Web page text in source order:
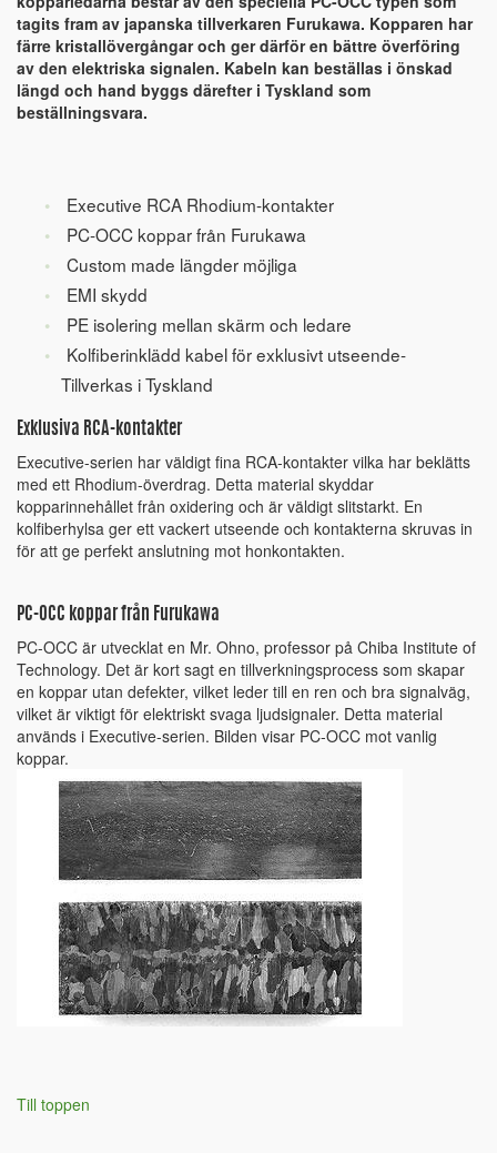
tagits fram av japanska tillverkaren Furukawa. Kopparen har
färre kristallövergångar och ger därför en bättre överföring
av den elektriska signalen. Kabeln kan beställas i önskad
längd och hand byggs därefter i Tyskland som
beställningsvara.
Executive RCA Rhodium-kontakter
PC-OCC koppar från Furukawa
Custom made längder möjliga
EMI skydd
PE isolering mellan skärm och ledare
Kolfiberinklädd kabel för exklusivt utseende-
Tillverkas i Tyskland
Exklusiva RCA-kontakter
Executive-serien har väldigt fina RCA-kontakter vilka har beklätts
med ett Rhodium-överdrag. Detta material skyddar
kopparinnehållet från oxidering och är väldigt slitstarkt. En
kolfiberhylsa ger ett vackert utseende och kontakterna skruvas in
för att ge perfekt anslutning mot honkontakten.
PC-OCC koppar från Furukawa
PC-OCC är utvecklat en Mr. Ohno, professor på Chiba Institute of
Technology. Det är kort sagt en tillverkningsprocess som skapar
en koppar utan defekter, vilket leder till en ren och bra signalväg,
vilket är viktigt för elektriskt svaga ljudsignaler. Detta material
används i Executive-serien. Bilden visar PC-OCC mot vanlig
koppar.
Till toppen